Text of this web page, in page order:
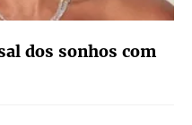
dos sonhos com